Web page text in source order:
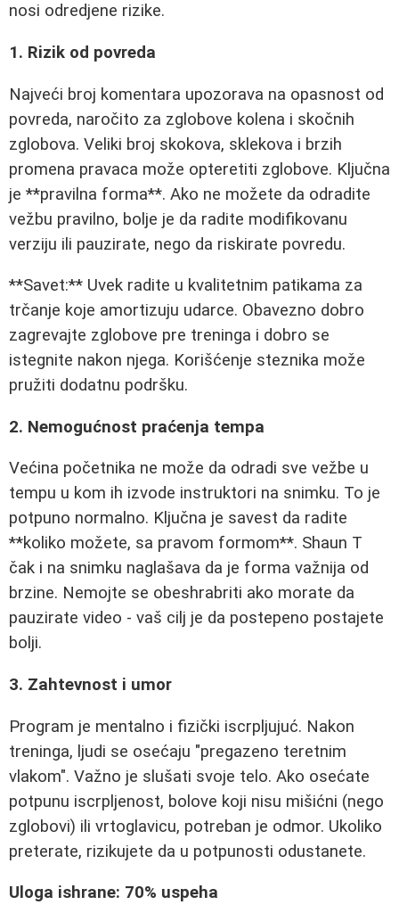
nosi odredjene rizike.
1. Rizik od povreda
Najveći broj komentara upozorava na opasnost od
povreda, naročito za zglobove kolena i skočnih
zglobova. Veliki broj skokova, sklekova i brzih
promena pravaca može opteretiti zglobove. Ključna
je **pravilna forma**. Ako ne možete da odradite
vežbu pravilno, bolje je da radite modifikovanu
verziju ili pauzirate, nego da riskirate povredu.
**Savet:** Uvek radite u kvalitetnim patikama za
trčanje koje amortizuju udarce. Obavezno dobro
zagrevajte zglobove pre treninga i dobro se
istegnite nakon njega. Korišćenje steznika može
pružiti dodatnu podršku.
2. Nemogućnost praćenja tempa
Većina početnika ne može da odradi sve vežbe u
tempu u kom ih izvode instruktori na snimku. To je
potpuno normalno. Ključna je savest da radite
**koliko možete, sa pravom formom**. Shaun T
čak i na snimku naglašava da je forma važnija od
brzine. Nemojte se obeshrabriti ako morate da
pauzirate video - vaš cilj je da postepeno postajete
bolji.
3. Zahtevnost i umor
Program je mentalno i fizički iscrpljujuć. Nakon
treninga, ljudi se osećaju "pregazeno teretnim
vlakom". Važno je slušati svoje telo. Ako osećate
potpunu iscrpljenost, bolove koji nisu mišićni (nego
zglobovi) ili vrtoglavicu, potreban je odmor. Ukoliko
preterate, rizikujete da u potpunosti odustanete.
Uloga ishrane: 70% uspeha